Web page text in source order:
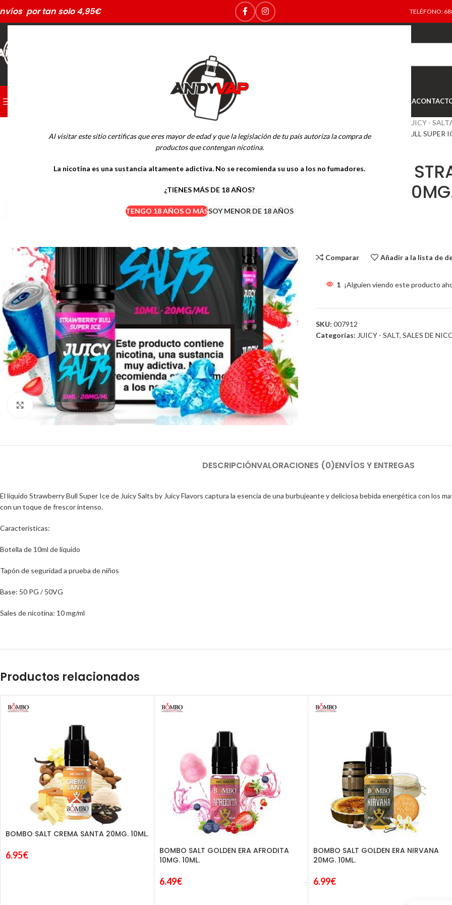
Al visitar este sitio certificas que eres mayor de edad y que la legislación de tu país autoriza la compra de
productos que contengan nicotina.
La nicotina es una sustancia altamente adictiva. No se recomienda su uso a los no fumadores.
¿TIENES MÁS DE 18 AÑOS?
TENGO 18 AÑOS O MÁSSOY MENOR DE 18 AÑOS
por tan solo 4,95€ TELÉFONO:
PODS DESECHABLES
Drifter Desechables
TIENDA
Clic para ampliar
JUICY - SALT
JUICY SALT STRAWBERRY BULL SUPER
JUICY SALT
SUPER ICE
Comparar Añadir a la lista de
1 ¡Alguien viendo este producto
SKU: 007912
Categorías: JUICY - SALT, SALES DE
DESCRIPCIÓNVALORACIONES (0)ENVÍOS Y ENTREGAS
El líquido Strawberry Bull Super Ice de Juicy Salts by Juicy Flavors captura la esencia de una burbujeante y deliciosa bebida energética con los
con un toque de frescor intenso.
Características:
Botella de 10ml de líquido
Tapón de seguridad a prueba de niños
Base: 50 PG / 50VG
Sales de nicotina: 10 mg/ml
Productos relacionados
BOMBO SALT CREMA SANTA 20MG. 10ML.
6.95€
BOMBO SALT GOLDEN ERA AFRODITA
10MG. 10ML.
6.49€
BOMBO SALT GOLDEN ERA NIRVANA
20MG. 10ML.
6.99€